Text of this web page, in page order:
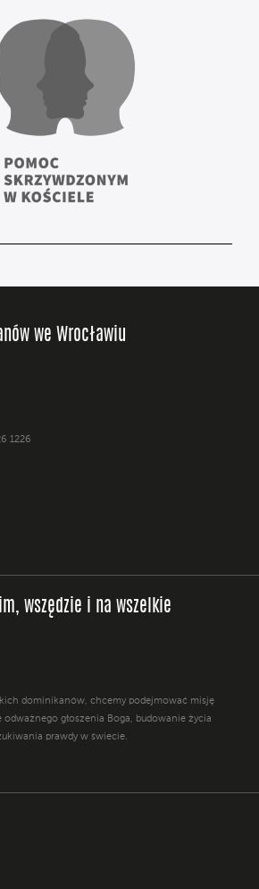
we Wrocławiu
1226
wszędzie i na wszelkie
dominikanów, chcemy podejmować misję
głoszenia Boga, budowanie życia
prawdy w świecie.